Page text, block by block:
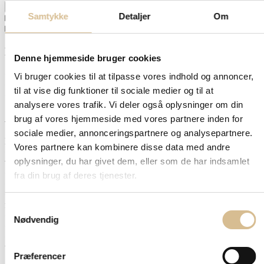
Samtykke Detaljer Om
Denne hjemmeside bruger cookies
Vi bruger cookies til at tilpasse vores indhold og annoncer,
til at vise dig funktioner til sociale medier og til at
analysere vores trafik. Vi deler også oplysninger om din
brug af vores hjemmeside med vores partnere inden for
sociale medier, annonceringspartnere og analysepartnere.
Vores partnere kan kombinere disse data med andre
oplysninger, du har givet dem, eller som de har indsamlet
fra din brug af deres tjenester.
Nødvendig
Præferencer
#6
fusion
extensions
-
Hasselnød
#4
antal
Produktbeskrivelse
Hvor meget skal jeg bruge?
• Ekstra fylde i et allerede langt hår: 2 bundter hår af 25 stk. = 50
• Normalt hår, hvor du både ønsker længde og fylde, ca. 100-150
• Kort og/eller tykt hår, skal du bruge omkring 150-200 gram
Anvendelse/påsætning
Hot fusion keratin totter er klar til brug.
• Start med et nyvasket hår hvor der kun er brugt shampoo. Håret skal
være tørt inden påsætning
• Opdel håret i vandrette linjer. Start i nakken.
• Tag en tot af eget hår, ca. på størrelse som keratin totten
• Varm keratinen op med en connector/varmejern til påsætning af hot
fusion totter
• Rul nu keratinen rundt om dit eget hår
• Fortsæt sådan rundt i en jævn fordeling til du har brugt dine totter.
tang. Træk stille totten af.